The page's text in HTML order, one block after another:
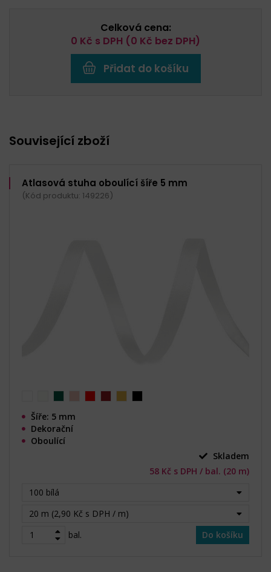
Celková cena:
0 Kč s DPH (0 Kč bez DPH)
Přidat do košíku
Související zboží
Atlasová stuha oboulící šíře 5 mm
(Kód produktu: 149226)
Šíře: 5 mm
Dekorační
Oboulící
Skladem
58 Kč s DPH / bal. (20 m)
100 bílá
20 m (2,90 Kč s DPH / m)
bal.
Do košíku